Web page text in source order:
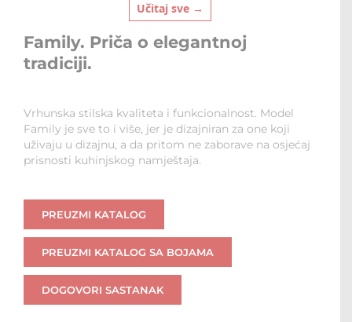
Učitaj sve →
Family. Priča o elegantnoj
tradiciji.
Vrhunska stilska kvaliteta i funkcionalnost. Model
Family je sve to i više, jer je dizajniran za one koji
uživaju u dizajnu, a da pritom ne zaborave na osjećaj
prisnosti kuhinjskog namještaja.
PREUZMI KATALOG
PREUZMI KATALOG SA BOJAMA
DOGOVORI SASTANAK